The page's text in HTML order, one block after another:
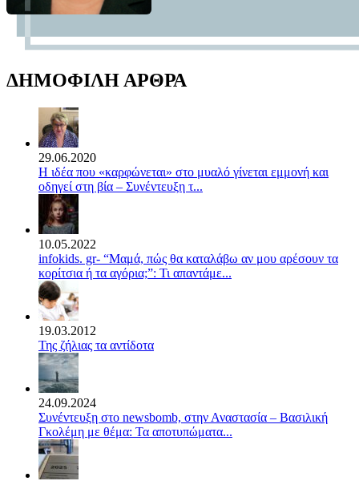
ΔΗΜΟΦΙΛΗ ΑΡΘΡΑ
29.06.2020
Η ιδέα που «καρφώνεται» στο μυαλό γίνεται εμμονή και
οδηγεί στη βία – Συνέντευξη τ...
10.05.2022
infokids. gr- “Μαμά, πώς θα καταλάβω αν μου αρέσουν τα
κορίτσια ή τα αγόρια;”: Τι απαντάμε...
19.03.2012
Της ζήλιας τα αντίδοτα
24.09.2024
Συνέντευξη στο newsbomb, στην Αναστασία – Βασιλική
Γκολέμη με θέμα: Τα αποτυπώματα...